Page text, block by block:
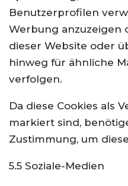
Benutzerprofilen
Werbung anzuzeigen
dieser Website oder
hinweg für ähnliche
verfolgen.
Da diese Cookies als
markiert sind,
Zustimmung, um
5.5 Soziale-Medien